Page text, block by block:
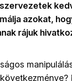
azokat,
rájuk